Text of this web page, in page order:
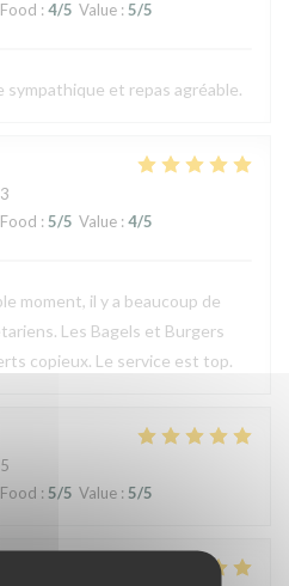
Food : 4/5 Value : 5/5
sympathique et repas agréable.
Food : 5/5 Value : 4/5
moment, il y a beaucoup de
Les Bagels et Burgers
copieux. Le service est top.
Food : 5/5 Value : 5/5